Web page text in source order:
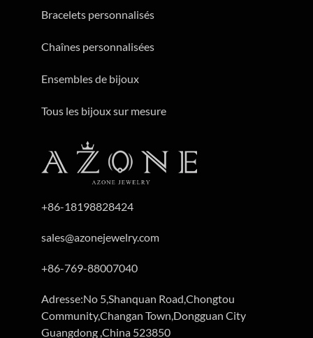
+86-18198828424
sales@azonejewelry.com
+86-769-88007040
Adresse:No 5,Shanquan Road,Chongtou
Community,Changan Town,Dongguan City
Bracelets personnalisés
Chaînes personnalisées
Ensembles de bijoux
Tous les bijoux sur mesure